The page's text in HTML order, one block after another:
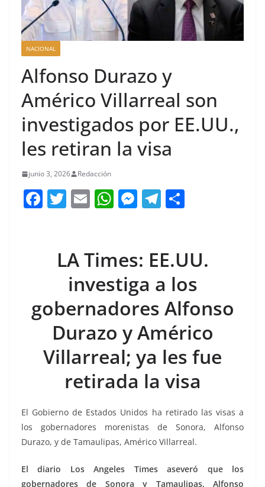
NACIONAL
Alfonso Durazo y
Américo Villarreal son
investigados por EE.UU.,
les retiran la visa
junio 3, 2026 Redacción
F
o
T
er
E
l
W
s
A
p
p
M
e
n
g
er
T
gr
a
m
p
ar
tir
LA Times: EE.UU.
investiga a los
gobernadores Alfonso
Durazo y Américo
Villarreal; ya les fue
retirada la visa
El Gobierno de Estados Unidos ha retirado las visas a
los gobernadores morenistas de Sonora, Alfonso
Durazo, y de Tamaulipas, Américo Villarreal.
El diario Los Angeles Times aseveró que los
gobernadores de Sonora y Tamaulipas, Alfonso